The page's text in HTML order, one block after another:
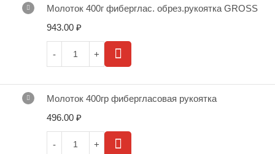
Молоток 400г фиберглас. обрез.рукоятка GROSS
943.00 ₽
Молоток 400гр фибергласовая рукоятка
496.00 ₽